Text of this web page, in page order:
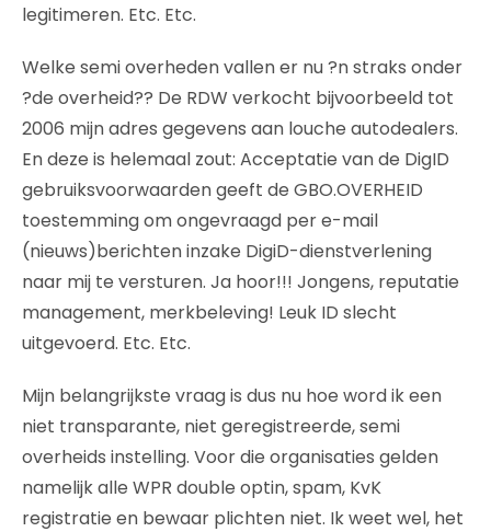
legitimeren. Etc. Etc.
Welke semi overheden vallen er nu ?n straks onder
?de overheid?? De RDW verkocht bijvoorbeeld tot
2006 mijn adres gegevens aan louche autodealers.
En deze is helemaal zout: Acceptatie van de DigID
gebruiksvoorwaarden geeft de GBO.OVERHEID
toestemming om ongevraagd per e-mail
(nieuws)berichten inzake DigiD-dienstverlening
naar mij te versturen. Ja hoor!!! Jongens, reputatie
management, merkbeleving! Leuk ID slecht
uitgevoerd. Etc. Etc.
Mijn belangrijkste vraag is dus nu hoe word ik een
niet transparante, niet geregistreerde, semi
overheids instelling. Voor die organisaties gelden
namelijk alle WPR double optin, spam, KvK
registratie en bewaar plichten niet. Ik weet wel, het